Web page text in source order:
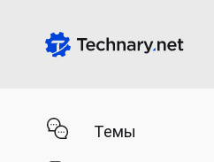
Темы